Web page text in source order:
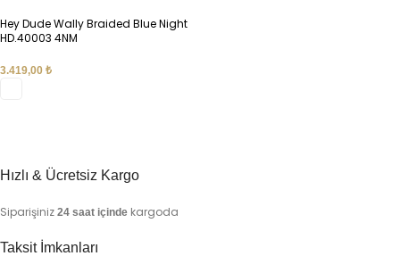
Hey Dude Wally Braided Blue Night
HD.40003 4NM
3.419,00 ₺
Hızlı & Ücretsiz Kargo
Siparişiniz 24 saat içinde kargoda
Taksit İmkanları